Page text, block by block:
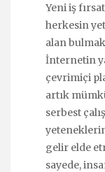
Yeni iş
herkesin
alan
İnternetin
çevrimiçi
artık
serbest
gelir elde
sayede,